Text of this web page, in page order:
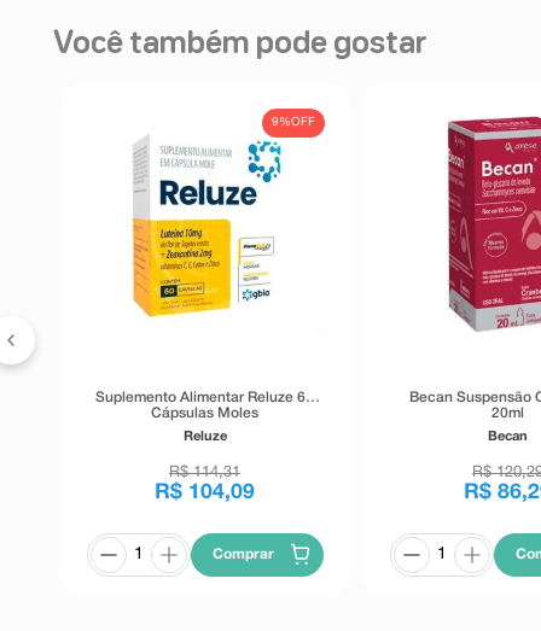
Você também pode gostar
9%OFF
Suplemento Alimentar Reluze 60
Cápsulas Moles
Reluze
R$ 114,31
R$ 104,09
Comprar
Becan Suspensão
20ml
Becan
R$ 120,
R$ 86,